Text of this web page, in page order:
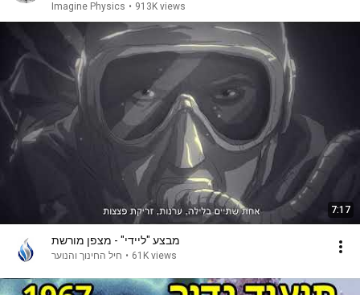
Imagine Physics • 913K views
7:17
מבצע "ליידי" - מצפן מורשת
חיל החינוך והנוער • 61K views